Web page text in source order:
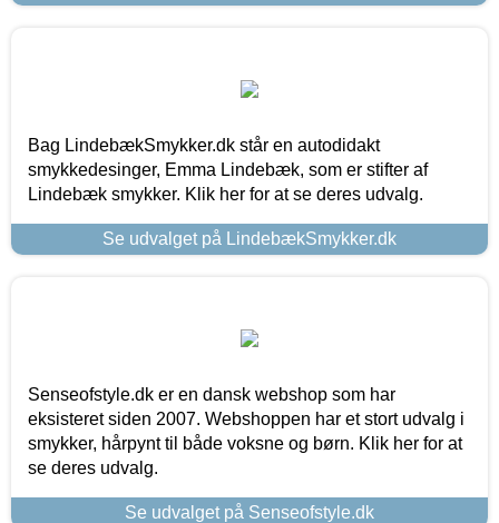
Bag LindebækSmykker.dk står en autodidakt
smykkedesinger, Emma Lindebæk, som er stifter af
Lindebæk smykker. Klik her for at se deres udvalg.
Se udvalget på LindebækSmykker.dk
Senseofstyle.dk er en dansk webshop som har
eksisteret siden 2007. Webshoppen har et stort udvalg i
smykker, hårpynt til både voksne og børn. Klik her for at
se deres udvalg.
Se udvalget på Senseofstyle.dk